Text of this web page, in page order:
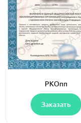
РКОпп
Заказать